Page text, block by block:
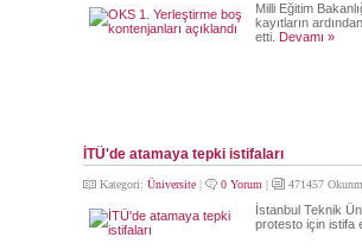
Milli Eğitim
kayıtların
etti. Devamı »
İTÜ'de atamaya tepki istifaları
Kategori: Üniversite| 0 Yorum | 471457
İstanbul Teknik
protesto için istifa